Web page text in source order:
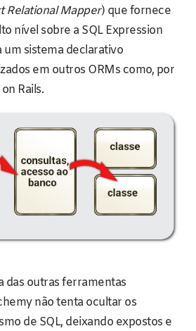
Relational Mapper) que fornece
nível sobre a SQL Expression
um sistema declarativo
em outros ORMs como, por
Rails.
das outras ferramentas
não tenta ocultar os
de SQL, deixando expostos e